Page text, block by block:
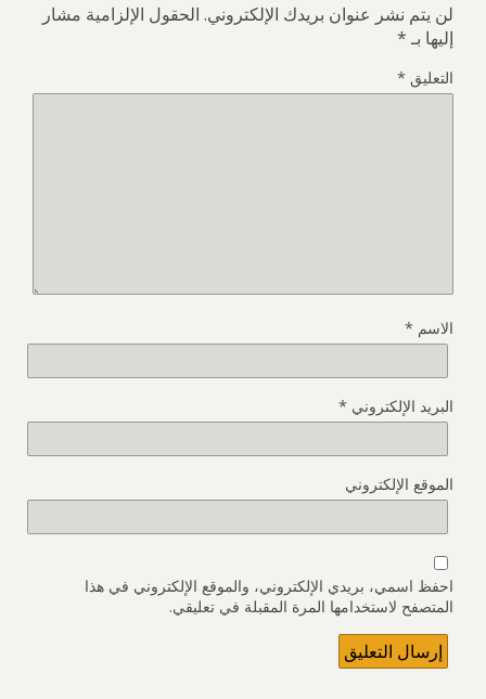
لن يتم نشر عنوان بريدك الإلكتروني. الحقول الإلزامية مشار
إليها بـ*
التعليق *
الاسم *
البريد الإلكتروني *
الموقع الإلكتروني
احفظ اسمي، بريدي الإلكتروني، والموقع الإلكتروني في هذا
المتصفح لاستخدامها المرة المقبلة في تعليقي.